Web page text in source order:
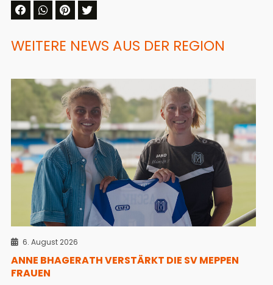
WEITERE NEWS AUS DER REGION
6. August 2026
ANNE BHAGERATH VERSTÄRKT DIE SV MEPPEN
FRAUEN